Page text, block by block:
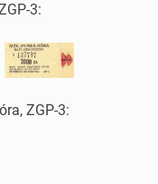
3:
ZGP-3: